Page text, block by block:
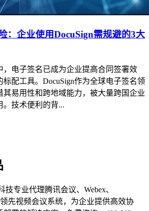
：企业使用DocuSign需规避的3大
，电子签名已成为企业提高合同签署效
配工具。DocuSign作为全球电子签名领
其易用性和跨地域能力，被大量跨国企业
。技术便利的背...
技专业代理腾讯会议、Webex、
先视频会议系统，为企业提供高效协